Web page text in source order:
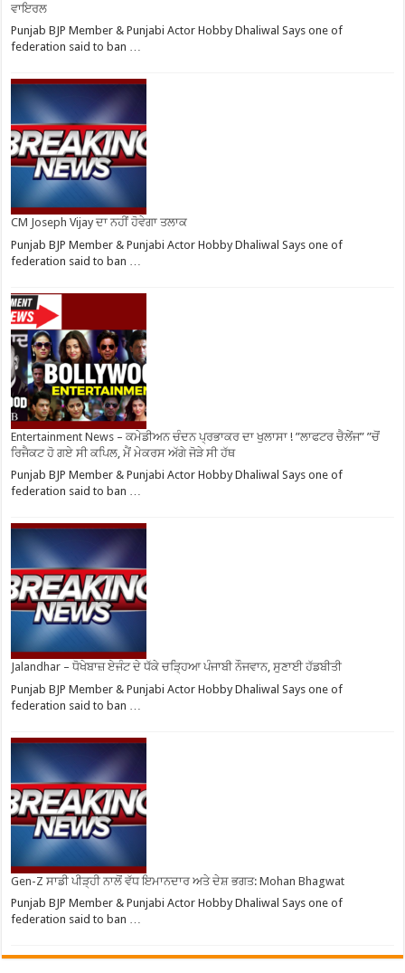
ਵਾਇਰਲ
Punjab BJP Member & Punjabi Actor Hobby Dhaliwal Says one of
federation said to ban …
CM Joseph Vijay ਦਾ ਨਹੀਂ ਹੋਵੇਗਾ ਤਲਾਕ
Punjab BJP Member & Punjabi Actor Hobby Dhaliwal Says one of
federation said to ban …
Entertainment News – ਕਮੇਡੀਅਨ ਚੰਦਨ ਪ੍ਰਭਾਕਰ ਦਾ ਖੁਲਾਸਾ ! ”ਲਾਫਟਰ ਚੈਲੇਂਜ” ”ਚੋਂ
ਰਿਜੈਕਟ ਹੋ ਗਏ ਸੀ ਕਪਿਲ, ਮੈਂ ਮੇਕਰਸ ਅੱਗੇ ਜੋੜੇ ਸੀ ਹੱਥ
Punjab BJP Member & Punjabi Actor Hobby Dhaliwal Says one of
federation said to ban …
Jalandhar – ਧੋਖੇਬਾਜ਼ ਏਜੰਟ ਦੇ ਧੱਕੇ ਚੜ੍ਹਿਆ ਪੰਜਾਬੀ ਨੌਜਵਾਨ, ਸੁਣਾਈ ਹੱਡਬੀਤੀ
Punjab BJP Member & Punjabi Actor Hobby Dhaliwal Says one of
federation said to ban …
Gen-Z ਸਾਡੀ ਪੀੜ੍ਹੀ ਨਾਲੋਂ ਵੱਧ ਇਮਾਨਦਾਰ ਅਤੇ ਦੇਸ਼ ਭਗਤ: Mohan Bhagwat
Punjab BJP Member & Punjabi Actor Hobby Dhaliwal Says one of
federation said to ban …